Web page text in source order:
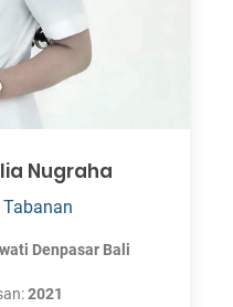
Nugraha
Denpasar Bali
2021